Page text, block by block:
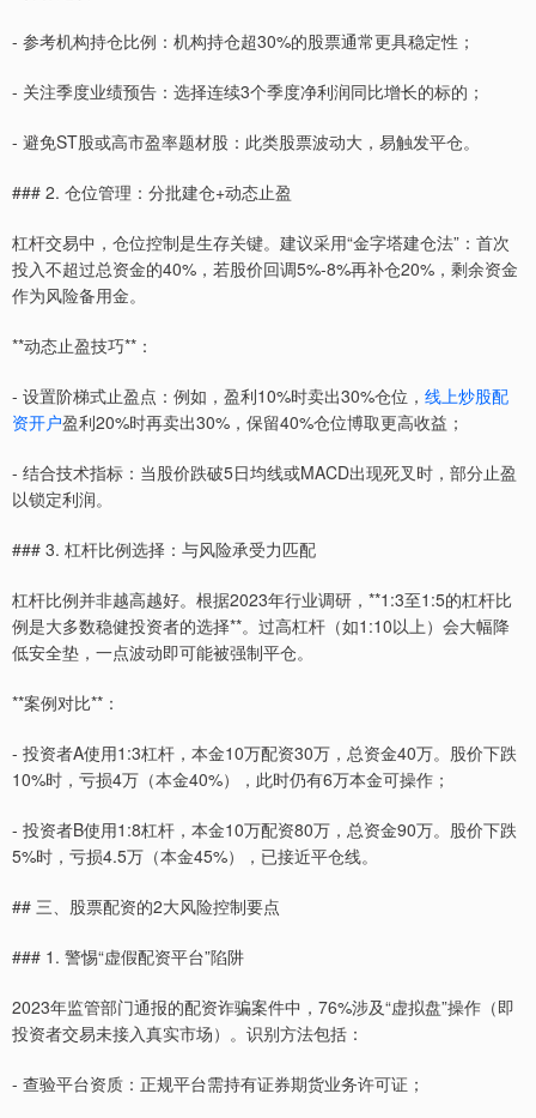
- 参考机构持仓比例：机构持仓超30%的股票通常更具稳定性；
- 关注季度业绩预告：选择连续3个季度净利润同比增长的标的；
- 避免ST股或高市盈率题材股：此类股票波动大，易触发平仓。
### 2. 仓位管理：分批建仓+动态止盈
杠杆交易中，仓位控制是生存关键。建议采用“金字塔建仓法”：首次
投入不超过总资金的40%，若股价回调5%-8%再补仓20%，剩余资金
作为风险备用金。
**动态止盈技巧**：
- 设置阶梯式止盈点：例如，盈利10%时卖出30%仓位， 线上炒股配
资开户盈利20%时再卖出30%，保留40%仓位博取更高收益；
- 结合技术指标：当股价跌破5日均线或MACD出现死叉时，部分止盈
以锁定利润。
### 3. 杠杆比例选择：与风险承受力匹配
杠杆比例并非越高越好。根据2023年行业调研，**1:3至1:5的杠杆比
例是大多数稳健投资者的选择**。过高杠杆（如1:10以上）会大幅降
低安全垫，一点波动即可能被强制平仓。
**案例对比**：
- 投资者A使用1:3杠杆，本金10万配资30万，总资金40万。股价下跌
10%时，亏损4万（本金40%），此时仍有6万本金可操作；
- 投资者B使用1:8杠杆，本金10万配资80万，总资金90万。股价下跌
5%时，亏损4.5万（本金45%），已接近平仓线。
## 三、股票配资的2大风险控制要点
### 1. 警惕“虚假配资平台”陷阱
2023年监管部门通报的配资诈骗案件中，76%涉及“虚拟盘”操作（即
投资者交易未接入真实市场）。识别方法包括：
- 查验平台资质：正规平台需持有证券期货业务许可证；